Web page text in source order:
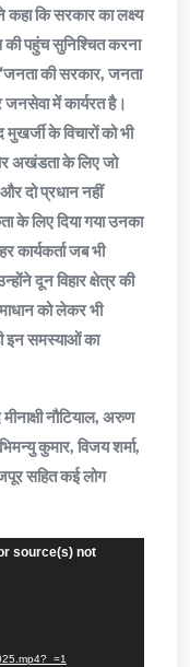
कि सरकार का लक्ष्य
पहुंच सुनिश्चित करना
की सरकार, जनता
जनसेवा में कार्यरत है।
के विचारों को भी
अखंडता के लिए जो
दो प्रधान नहीं
के लिए दिया गया उनका
कार्यकर्ता जब भी
दून विहार क्षेत्र की
को लेकर भी
इन समस्याओं का
नौटियाल, अरुण
कुमार, विजय शर्मा,
सहित कई लोग
source(s) not